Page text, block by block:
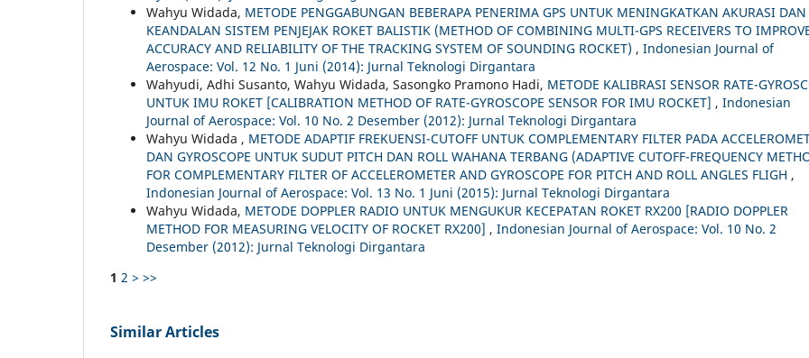
Wahyu Widada, METODE PENGGABUNGAN BEBERAPA PENERIMA GPS UNTUK MENINGKATKAN AKURASI DAN
KEANDALAN SISTEM PENJEJAK ROKET BALISTIK (METHOD OF COMBINING MULTI-GPS RECEIVERS TO
ACCURACY AND RELIABILITY OF THE TRACKING SYSTEM OF SOUNDING ROCKET) , Indonesian Journal of
Aerospace: Vol. 12 No. 1 Juni (2014): Jurnal Teknologi Dirgantara
Wahyudi, Adhi Susanto, Wahyu Widada, Sasongko Pramono Hadi, METODE KALIBRASI SENSOR RATE-
UNTUK IMU ROKET [CALIBRATION METHOD OF RATE-GYROSCOPE SENSOR FOR IMU ROCKET] , Indonesian
Journal of Aerospace: Vol. 10 No. 2 Desember (2012): Jurnal Teknologi Dirgantara
Wahyu Widada , METODE ADAPTIF FREKUENSI-CUTOFF UNTUK COMPLEMENTARY FILTER PADA
DAN GYROSCOPE UNTUK SUDUT PITCH DAN ROLL WAHANA TERBANG (ADAPTIVE CUTOFF-FREQUENCY
FOR COMPLEMENTARY FILTER OF ACCELEROMETER AND GYROSCOPE FOR PITCH AND ROLL ANGLES FLIGH ,
Indonesian Journal of Aerospace: Vol. 13 No. 1 Juni (2015): Jurnal Teknologi Dirgantara
Wahyu Widada, METODE DOPPLER RADIO UNTUK MENGUKUR KECEPATAN ROKET RX200 [RADIO DOPPLER
METHOD FOR MEASURING VELOCITY OF ROCKET RX200] , Indonesian Journal of Aerospace: Vol. 10 No. 2
Desember (2012): Jurnal Teknologi Dirgantara
1 2 > >>
Similar Articles